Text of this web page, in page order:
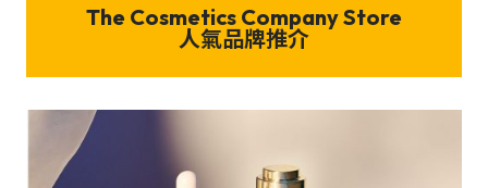
The Cosmetics Company Store
人氣品牌推介